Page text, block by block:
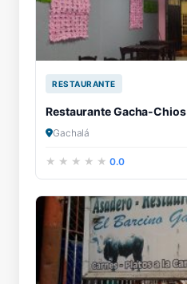
RESTAURANTE
Restaurante Gacha-Chios
Gachalá
0.0